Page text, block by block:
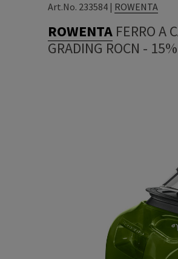
Art.No. 233584 | ROWENTA
ROWENTA FERRO A
GRADING ROCN - 15%